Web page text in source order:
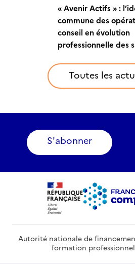
« Avenir Actifs » :
commune des
conseil en évolution
professionnelle des
partir de janvier 2024
Comment les bénéficiaires du
CEP-actifs occupés
perçoivent-ils ce service ?
Conseil en évolution
professionnelle : un temps
d’écoute, de recul et d’appui
sur sa situation
Conseil en évolution
professionnelle des actifs
occupés : quel suivi ?
Toutes les
S'abonner
Autorité nationale de
formation